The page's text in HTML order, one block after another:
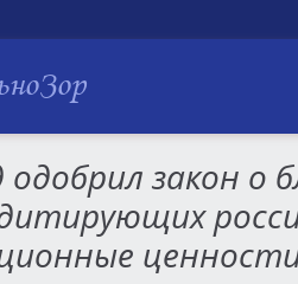
одобрил закон о